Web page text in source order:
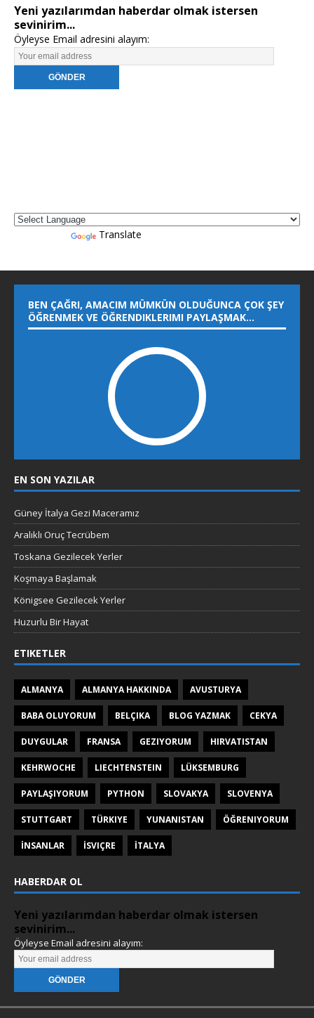
Yeni yazılarımdan haberdar olmak istersen
sevinirim...
Öyleyse Email adresini alayım:
Translate
BEN ÇAĞRI, AMACIM MÜMKÜN OLDUĞUNCA ÇOK ŞEY
ÖĞRENMEK VE ÖĞRENDIKLERIMI PAYLAŞMAK…
EN SON YAZILAR
Güney İtalya Gezi Maceramız
Aralıklı Oruç Tecrübem
Toskana Gezilecek Yerler
Koşmaya Başlamak
Königsee Gezilecek Yerler
Huzurlu Bir Hayat
ETIKETLER
ALMANYA ALMANYA HAKKINDA AVUSTURYA
BABA OLUYORUM BELÇIKA BLOG YAZMAK CEKYA
DUYGULAR FRANSA GEZIYORUM HIRVATISTAN
KEHRWOCHE LIECHTENSTEIN LÜKSEMBURG
PAYLAŞIYORUM PYTHON SLOVAKYA SLOVENYA
STUTTGART TÜRKIYE YUNANISTAN ÖĞRENIYORUM
İNSANLAR İSVIÇRE İTALYA
HABERDAR OL
Yeni yazılarımdan haberdar olmak istersen
sevinirim...
Öyleyse Email adresini alayım: